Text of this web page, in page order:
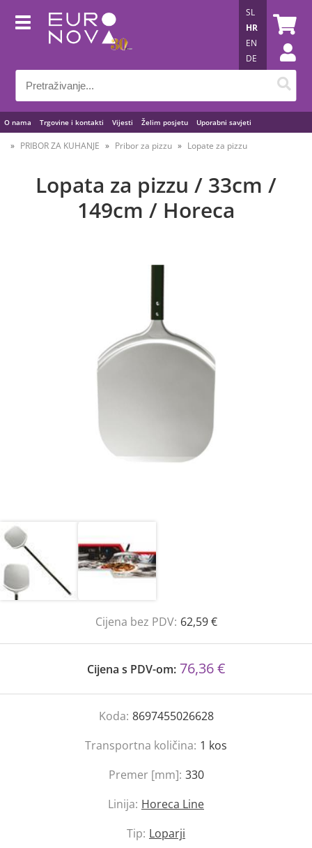
O nama Trgovine i kontakti Vijesti Želim posjetu Uporabni savjeti
SL
HR
EN
DE
PRIBOR ZA KUHANJE Pribor za pizzu Lopate za pizzu
Lopata za pizzu / 33cm /
149cm / Horeca
Cijena bez PDV: 62,59 €
Cijena s PDV-om: 76,36 €
Koda: 8697455026628
Transportna količina: 1 kos
Premer [mm]: 330
Linija: Horeca Line
Tip: Loparji